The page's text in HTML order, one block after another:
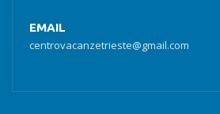
EMAIL
centrovacanzetrieste@gmail.com